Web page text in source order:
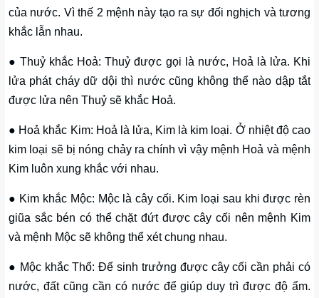
của nước. Vì thế 2 mệnh này tạo ra sự đối nghịch và tương
khắc lẫn nhau.
● Thuỷ khắc Hoả: Thuỷ được gọi là nước, Hoả là lửa. Khi
lửa phát cháy dữ dội thì nước cũng không thể nào dập tắt
được lửa nên Thuỷ sẽ khắc Hoả.
● Hoả khắc Kim: Hoả là lửa, Kim là kim loại. Ở nhiệt độ cao
kim loại sẽ bị nóng chảy ra chính vì vậy mệnh Hoả và mệnh
Kim luôn xung khắc với nhau.
● Kim khắc Mộc: Mộc là cây cối. Kim loại sau khi được rèn
giũa sắc bén có thể chặt đứt được cây cối nên mệnh Kim
và mệnh Mộc sẽ không thể xét chung nhau.
● Mộc khắc Thổ: Để sinh trưởng được cây cối cần phải có
nước, đất cũng cần có nước để giúp duy trì được độ ẩm.